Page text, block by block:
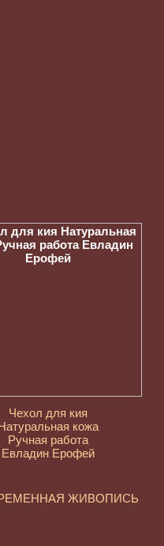
Чехол для кия
кожа
Ручная работа
Евладин Ерофей
ЖИВОПИСЬ